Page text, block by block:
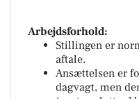
Arbejdsforhold:
Stillingen er
aftale.
Ansættelsen er
dagvagt, men